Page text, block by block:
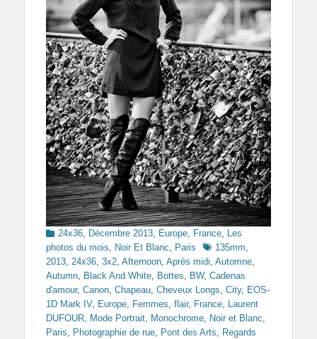
Categories
24x36, Décembre 2013, Europe, France, Les
photos du mois, Noir Et Blanc, Paris Tags135mm,
2013, 24x36, 3x2, Afternoon, Après midi, Automne,
Autumn, Black And White, Bottes, BW, Cadenas
d'amour, Canon, Chapeau, Cheveux Longs, City, EOS-
1D Mark IV, Europe, Femmes, flair, France, Laurent
DUFOUR, Mode Portrait, Monochrome, Noir et Blanc,
Paris, Photographie de rue, Pont des Arts, Regards